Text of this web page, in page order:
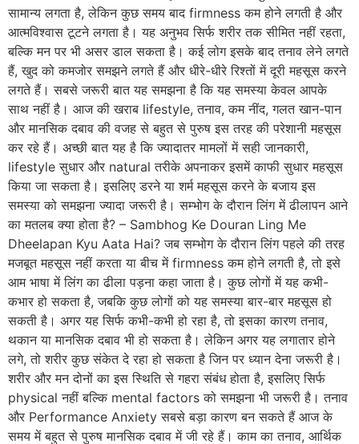
सामान्य लगता है, लेकिन कुछ समय बाद firmness कम होने लगती है और
आत्मविश्वास टूटने लगता है। यह अनुभव सिर्फ शरीर तक सीमित नहीं रहता,
बल्कि मन पर भी असर डाल सकता है। कई लोग इसके बाद तनाव लेने लगते
हैं, खुद को कमजोर समझने लगते हैं और धीरे-धीरे रिश्तों में दूरी महसूस करने
लगते हैं। सबसे जरूरी बात यह समझना है कि यह समस्या केवल आपके
साथ नहीं है। आज की खराब lifestyle, तनाव, कम नींद, गलत खान-पान
और मानसिक दबाव की वजह से बहुत से पुरुष इस तरह की परेशानी महसूस
कर रहे हैं। अच्छी बात यह है कि ज्यादातर मामलों में सही जानकारी,
lifestyle सुधार और natural तरीके अपनाकर इसमें काफी सुधार महसूस
किया जा सकता है। इसलिए डरने या शर्म महसूस करने के बजाय इस
समस्या को समझना ज्यादा जरूरी है। सम्भोग के दौरान लिंग में ढीलापन आने
का मतलब क्या होता है? – Sambhog Ke Douran Ling Me
Dheelapan Kyu Aata Hai? जब सम्भोग के दौरान लिंग पहले की तरह
मजबूत महसूस नहीं करता या बीच में firmness कम होने लगती है, तो इसे
आम भाषा में लिंग का ढीला पड़ना कहा जाता है। कुछ लोगों में यह कभी-
कभार हो सकता है, जबकि कुछ लोगों को यह समस्या बार-बार महसूस हो
सकती है। अगर यह सिर्फ कभी-कभी हो रहा है, तो इसका कारण तनाव,
थकान या मानसिक दबाव भी हो सकता है। लेकिन अगर यह लगातार होने
लगे, तो शरीर कुछ संकेत दे रहा हो सकता है जिन पर ध्यान देना जरूरी है।
शरीर और मन दोनों का इस स्थिति से गहरा संबंध होता है, इसलिए सिर्फ
physical नहीं बल्कि mental factors को समझना भी जरूरी है। तनाव
और Performance Anxiety सबसे बड़ा कारण बन सकते हैं आज के
समय में बहुत से पुरुष मानसिक दबाव में जी रहे हैं। काम का तनाव, आर्थिक